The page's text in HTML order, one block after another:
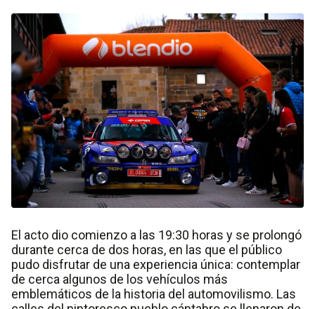
El acto dio comienzo a las 19:30 horas y se prolongó
durante cerca de dos horas, en las que el público
pudo disfrutar de una experiencia única: contemplar
de cerca algunos de los vehículos más
emblemáticos de la historia del automovilismo. Las